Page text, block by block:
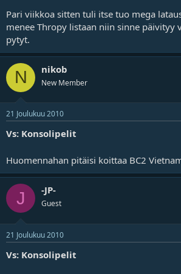
Pari viikkoa sitten tuli itse tuo mega
menee Thropy listaan niin sinne päivityy
pytyt.
N nikob
New Member
21 Joulukuu 2010
Vs: Konsolipelit
Huomennahan pitäisi koittaa BC2
J -JP-
Guest
21 Joulukuu 2010
Vs: Konsolipelit